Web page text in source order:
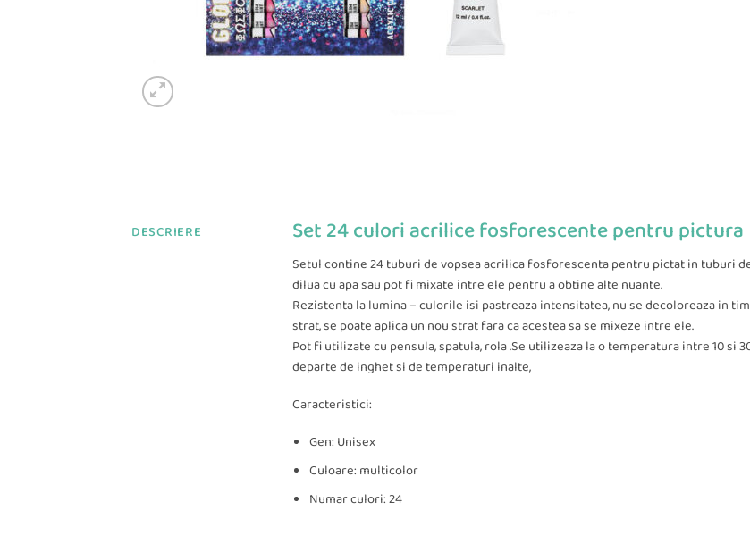
DESCRIERE Set 24 culori acrilice fosforescente pentru pictura
Setul contine 24 tuburi de vopsea acrilica fosforescenta pentru pictat in tuburi
dilua cu apa sau pot fi mixate intre ele pentru a obtine alte nuante.
Rezistenta la lumina – culorile isi pastreaza intensitatea, nu se decoloreaza in
strat, se poate aplica un nou strat fara ca acestea sa se mixeze intre ele.
Pot fi utilizate cu pensula, spatula, rola .Se utilizeaza la o temperatura intre 10 si
departe de inghet si de temperaturi inalte,
Caracteristici:
Gen: Unisex
Culoare: multicolor
Numar culori: 24